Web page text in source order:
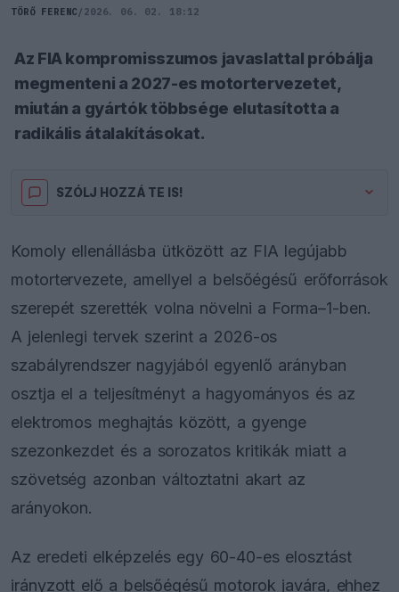
TÖRŐ FERENC / 2026. 06. 02. 18:12
Az FIA kompromisszumos javaslattal próbálja
megmenteni a 2027-es motortervezetet,
miután a gyártók többsége elutasította a
radikális átalakításokat.
SZÓLJ HOZZÁ TE IS!
Komoly ellenállásba ütközött az FIA legújabb
motortervezete, amellyel a belsőégésű erőforrások
szerepét szerették volna növelni a Forma–1-ben.
A jelenlegi tervek szerint a 2026-os
szabályrendszer nagyjából egyenlő arányban
osztja el a teljesítményt a hagyományos és az
elektromos meghajtás között, a gyenge
szezonkezdet és a sorozatos kritikák miatt a
szövetség azonban változtatni akart az
arányokon.
Az eredeti elképzelés egy 60-40-es elosztást
irányzott elő a belsőégésű motorok javára, ehhez